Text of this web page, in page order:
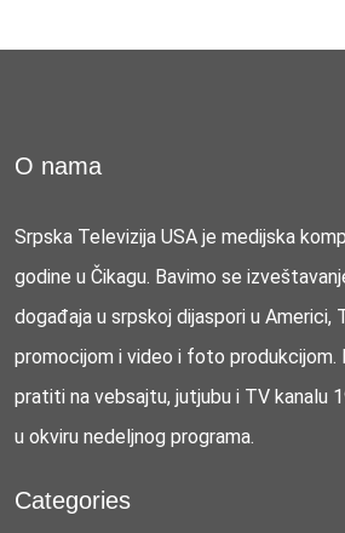
O nama
Srpska Televizija USA je medijska
godine u Čikagu. Bavimo se
događaja u srpskoj dijaspori u Americi,
promocijom i video i foto produkcijom.
pratiti na vebsajtu, jutjubu i TV kanalu
u okviru nedeljnog programa.
Categories